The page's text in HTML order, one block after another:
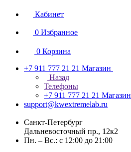
Кабинет
0 Избранное
0 Корзина
+7 911 777 21 21 Магазин
Назад
Телефоны
+7 911 777 21 21 Магазин
support@kwextremelab.ru
Санкт-Петербург
Дальневосточный пр., 12к2
Пн. – Вс.: с 12:00 до 21:00